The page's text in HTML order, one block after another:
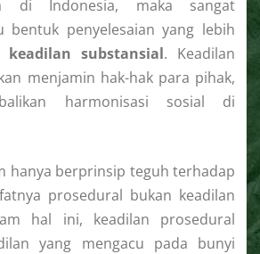
di Indonesia, maka sangat
bentuk penyelesaian yang lebih
keadilan substansial. Keadilan
menjamin hak-hak para pihak,
harmonisasi sosial di
hanya berprinsip teguh terhadap
prosedural bukan keadilan
hal ini, keadilan prosedural
yang mengacu pada bunyi